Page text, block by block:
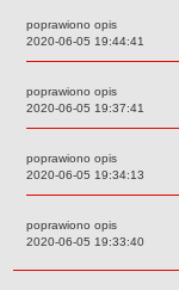
Regulamin
Ogłoszenia o
wolne stanowiska
Wyniki naboru na
Petycje
Sygnaliści
Galeria
poprawiono opis
Data:
2020-06-05 19:44:41
poprawiono opis
Data:
2020-06-05 19:37:41
poprawiono opis
Data:
2020-06-05 19:34:13
poprawiono opis
Data:
2020-06-05 19:33:40